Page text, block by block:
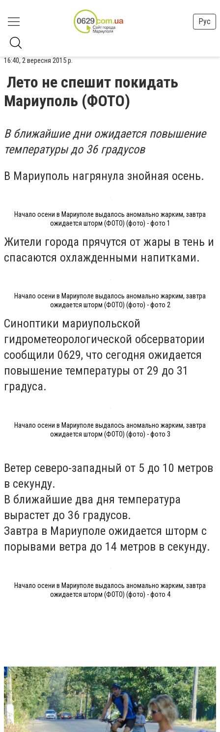
Рус
16:40, 2 вересня 2015 р.
Лето не спешит покидать
Мариуполь (ФОТО)
В ближайшие дни ожидается повышение
температуры до 36 градусов
В Мариуполь нагрянула знойная осень.
Начало осени в Мариуполе выдалось аномально жарким, завтра
ожидается шторм (ФОТО) (фото) - фото 1
Жители города прячутся от жары в тень и
спасаются охлажденными напитками.
Начало осени в Мариуполе выдалось аномально жарким, завтра
ожидается шторм (ФОТО) (фото) - фото 2
Синоптики мариупольской
гидрометеорологической обсерватории
сообщили 0629, что сегодня ожидается
повышение температуры от 29 до 31
градуса.
Начало осени в Мариуполе выдалось аномально жарким, завтра
ожидается шторм (ФОТО) (фото) - фото 3
Ветер северо-западный от 5 до 10 метров
в секунду.
В ближайшие два дня температура
вырастет до 36 градусов.
Завтра в Мариуполе ожидается шторм с
порывами ветра до 14 метров в секунду.
Начало осени в Мариуполе выдалось аномально жарким, завтра
ожидается шторм (ФОТО) (фото) - фото 4